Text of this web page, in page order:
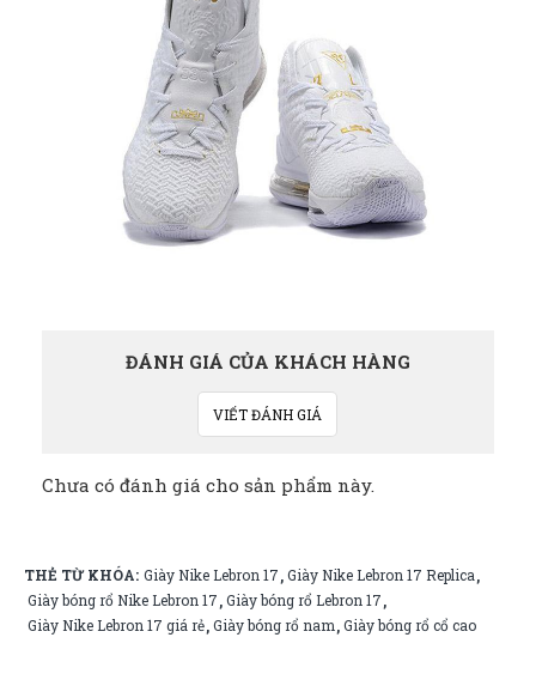
ĐÁNH GIÁ CỦA KHÁCH HÀNG
VIẾT ĐÁNH GIÁ
Chưa có đánh giá cho sản phẩm này.
THẺ TỪ KHÓA: Giày Nike Lebron 17,Giày Nike Lebron 17 Replica,
Giày bóng rổ Nike Lebron 17,Giày bóng rổ Lebron 17,
Giày Nike Lebron 17 giá rẻ,Giày bóng rổ nam,Giày bóng rổ cổ cao